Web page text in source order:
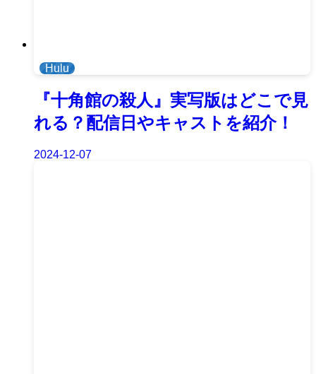
Hulu
『十角館の殺人』実写版はどこで見
れる？配信日やキャストを紹介！
2024-12-07